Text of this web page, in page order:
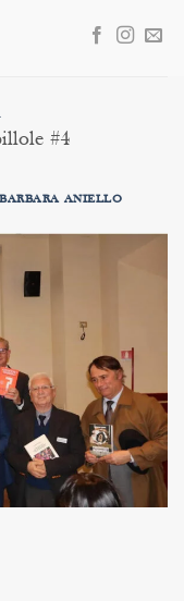
#4
BARBARA ANIELLO